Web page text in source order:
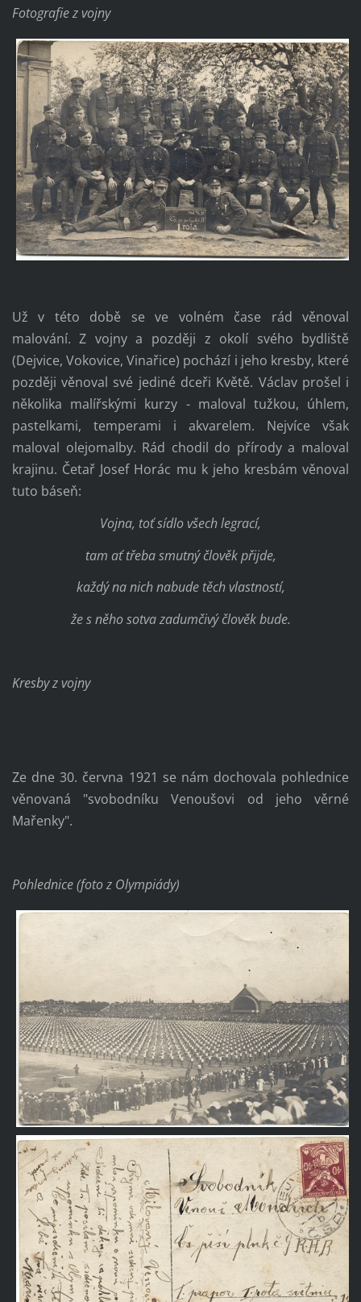
Fotografie z vojny
Už v této době se ve volném čase rád věnoval
malování. Z vojny a později z okolí svého bydliště
(Dejvice, Vokovice, Vinařice) pochází i jeho kresby, které
později věnoval své jediné dceři Květě. Václav prošel i
několika malířskými kurzy - maloval tužkou, úhlem,
pastelkami, temperami i akvarelem. Nejvíce však
maloval olejomalby. Rád chodil do přírody a maloval
krajinu. Četař Josef Horác mu k jeho kresbám věnoval
tuto báseň:
Vojna, toť sídlo všech legrací,
tam ať třeba smutný člověk přijde,
každý na nich nabude těch vlastností,
že s něho sotva zadumčivý člověk bude.
Kresby z vojny
Ze dne 30. června 1921 se nám dochovala pohlednice
věnovaná "svobodníku Venoušovi od jeho věrné
Mařenky".
Pohlednice (foto z Olympiády)